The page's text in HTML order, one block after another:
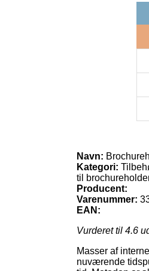
Navn:
Kategori:
til
Producent:
Varenummer:
EAN:
Vurderet til 4.6
Masser af
nuværende